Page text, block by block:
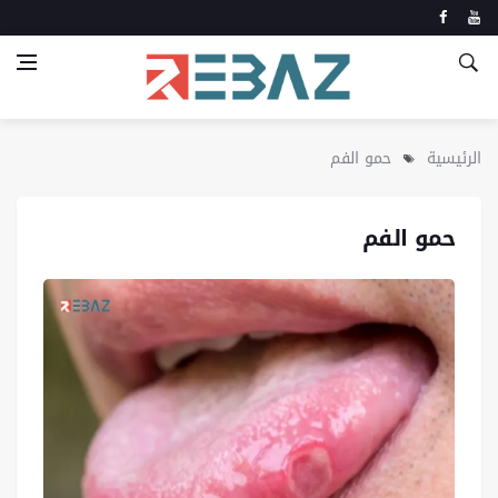
الرئيسية حمو الفم
حمو الفم